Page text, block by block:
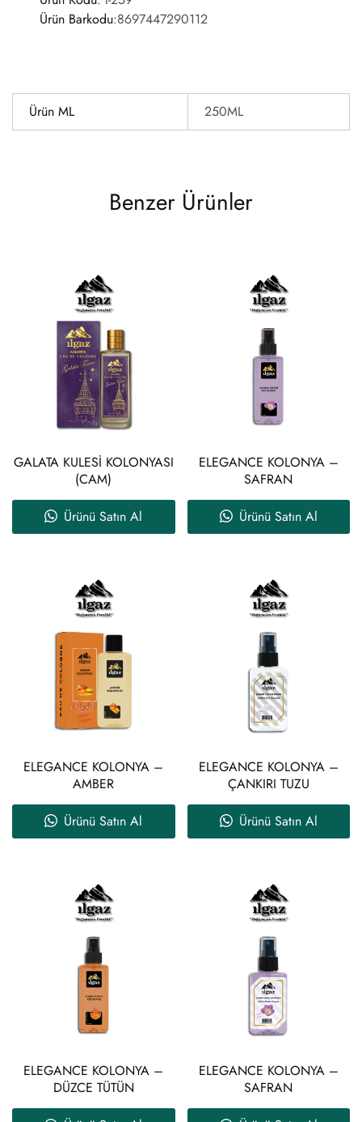
Ürün Barkodu:8697447290112
Ürün ML 250ML
Benzer Ürünler
GALATA KULESİ KOLONYASI
(CAM)
Ürünü Satın Al
ELEGANCE KOLONYA –
SAFRAN
Ürünü Satın Al
ELEGANCE KOLONYA –
AMBER
Ürünü Satın Al
ELEGANCE KOLONYA –
ÇANKIRI TUZU
Ürünü Satın Al
ELEGANCE KOLONYA –
DÜZCE TÜTÜN
ELEGANCE KOLONYA –
SAFRAN